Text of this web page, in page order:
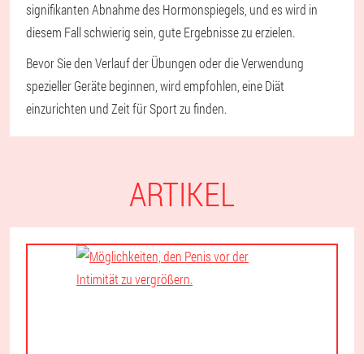
signifikanten Abnahme des Hormonspiegels, und es wird in
diesem Fall schwierig sein, gute Ergebnisse zu erzielen.
Bevor Sie den Verlauf der Übungen oder die Verwendung
spezieller Geräte beginnen, wird empfohlen, eine Diät
einzurichten und Zeit für Sport zu finden.
ARTIKEL